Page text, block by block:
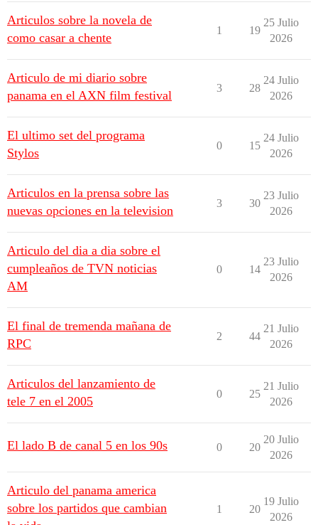
Articulos sobre la novela de
como casar a chente
1 19
25 Julio
2026
Articulo de mi diario sobre
panama en el AXN film festival
3 28
24 Julio
2026
El ultimo set del programa
Stylos
0 15
24 Julio
2026
Articulos en la prensa sobre las
nuevas opciones en la television
3 30
23 Julio
2026
Articulo del dia a dia sobre el
cumpleaños de TVN noticias
AM
0 14
23 Julio
2026
El final de tremenda mañana de
RPC
2 44
21 Julio
2026
Articulos del lanzamiento de
tele 7 en el 2005
0 25
21 Julio
2026
El lado B de canal 5 en los 90s 0 20
20 Julio
2026
Articulo del panama america
sobre los partidos que cambian
1 20
19 Julio
2026